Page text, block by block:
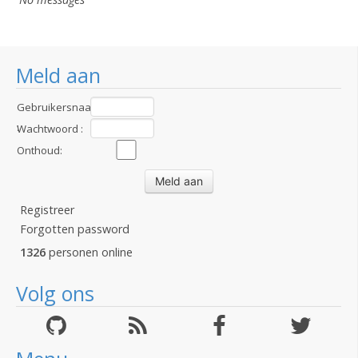
Meld aan
Gebruikersnaam
:Wachtwoord :
Onthoud:
Registreer
Forgotten password
1326 personen online
Volg ons